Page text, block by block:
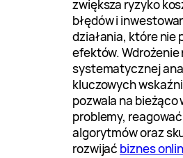
zwiększa ryzyko
błędów i
działania, które nie
efektów. Wdrożenie
systematycznej
kluczowych
pozwala na bieżąco
problemy,
algorytmów oraz
rozwijać biznes